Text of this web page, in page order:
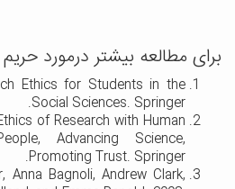
برای مطالعه بیشتر درمورد
Ethics for Students in the
Social Sciences. Springer.
of Research with Human
Advancing Science,
Promoting Trust. Springer.
Anna Bagnoli, Andrew Clark,